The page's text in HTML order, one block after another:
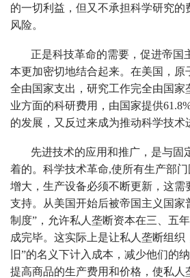
的一切利益，但又不承担科学研究的
风险。
正是科技革命的需要，促进帝国
本更加密切地结合起来。在美国，原
全由国家支出，研究工作完全由国家
业方面的科研费用，由国家提供
的发展，又反过来成为推动科学技术
先进技术的应用和推广，是与固
着的。科学技术革命,使所有生产部
增大，生产设备必须不断更新，这需
支持。从美国开始后被帝国主义国家
制度”，允许私人垄断资本在三、五
成完毕。这实际上是让私人垄断组织
旧”的名义下计入成本，减少他们的
提高商品的生产费用和价格，使私人